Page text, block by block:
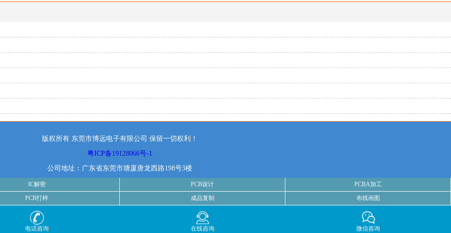
版权所有 东莞市博远电子有限公司 保留一切权利！
粤ICP备19128066号-1
公司地址：广东省东莞市塘厦唐龙西路198号3楼
IC解密 PCB设计
PCBA加工
PCB打样 成品复制 布线画图
电话咨询 在线咨询 微信咨询